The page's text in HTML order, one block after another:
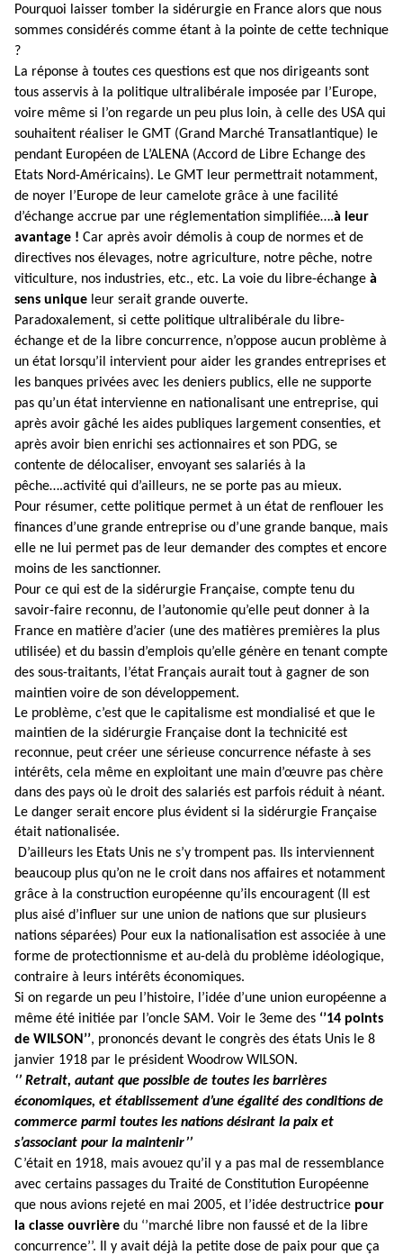
Pourquoi laisser tomber la sidérurgie en France alors que nous
sommes considérés comme étant à la pointe de cette technique
?
La réponse à toutes ces questions est que nos dirigeants sont
tous asservis à la politique ultralibérale imposée par l’Europe,
voire même si l’on regarde un peu plus loin, à celle des USA qui
souhaitent réaliser le GMT (Grand Marché Transatlantique) le
pendant Européen de L’ALENA (Accord de Libre Echange des
Etats Nord-Américains). Le GMT leur permettrait notamment,
de noyer l’Europe de leur camelote grâce à une facilité
d’échange accrue par une réglementation simplifiée….à leur
avantage ! Car après avoir démolis à coup de normes et de
directives nos élevages, notre agriculture, notre pêche, notre
viticulture, nos industries, etc., etc. La voie du libre-échange à
sens unique leur serait grande ouverte.
Paradoxalement, si cette politique ultralibérale du libre-
échange et de la libre concurrence, n’oppose aucun problème à
un état lorsqu’il intervient pour aider les grandes entreprises et
les banques privées avec les deniers publics, elle ne supporte
pas qu’un état intervienne en nationalisant une entreprise, qui
après avoir gâché les aides publiques largement consenties, et
après avoir bien enrichi ses actionnaires et son PDG, se
contente de délocaliser, envoyant ses salariés à la
pêche….activité qui d’ailleurs, ne se porte pas au mieux.
Pour résumer, cette politique permet à un état de renflouer les
finances d’une grande entreprise ou d’une grande banque, mais
elle ne lui permet pas de leur demander des comptes et encore
moins de les sanctionner.
Pour ce qui est de la sidérurgie Française, compte tenu du
savoir-faire reconnu, de l’autonomie qu’elle peut donner à la
France en matière d’acier (une des matières premières la plus
utilisée) et du bassin d’emplois qu’elle génère en tenant compte
des sous-traitants, l’état Français aurait tout à gagner de son
maintien voire de son développement.
Le problème, c’est que le capitalisme est mondialisé et que le
maintien de la sidérurgie Française dont la technicité est
reconnue, peut créer une sérieuse concurrence néfaste à ses
intérêts, cela même en exploitant une main d’œuvre pas chère
dans des pays où le droit des salariés est parfois réduit à néant.
Le danger serait encore plus évident si la sidérurgie Française
était nationalisée.
D’ailleurs les Etats Unis ne s’y trompent pas. Ils interviennent
beaucoup plus qu’on ne le croit dans nos affaires et notamment
grâce à la construction européenne qu’ils encouragent (Il est
plus aisé d’influer sur une union de nations que sur plusieurs
nations séparées) Pour eux la nationalisation est associée à une
forme de protectionnisme et au-delà du problème idéologique,
contraire à leurs intérêts économiques.
Si on regarde un peu l’histoire, l’idée d’une union européenne a
même été initiée par l’oncle SAM. Voir le 3eme des ‘’14 points
de WILSON’’, prononcés devant le congrès des états Unis le 8
janvier 1918 par le président Woodrow WILSON.
‘’ Retrait, autant que possible de toutes les barrières
économiques, et établissement d’une égalité des conditions de
commerce parmi toutes les nations désirant la paix et
s’associant pour la maintenir’’
C’était en 1918, mais avouez qu’il y a pas mal de ressemblance
avec certains passages du Traité de Constitution Européenne
que nous avions rejeté en mai 2005, et l’idée destructrice pour
la classe ouvrière du ‘’marché libre non faussé et de la libre
concurrence’’. Il y avait déjà la petite dose de paix pour que ça